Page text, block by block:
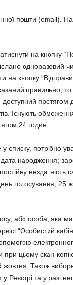
пошти (email).
на кнопку
одноразовий
на кнопку
правильно, то
протягом
Існують
24 годин.
списку, потрібно
дата народження;
постійну
голосування, 25
або особа, яка
“Особистий
цьому скан-
жовтня. Також
Реєстрі та у разі